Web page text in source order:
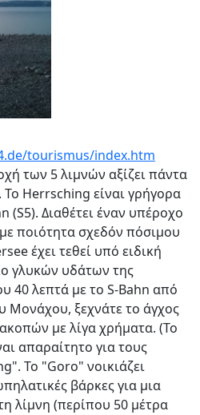
tourismus/index.htm
των 5 λιμνών αξίζει πάντα
Herrsching είναι γρήγορα
(S5). Διαθέτει έναν υπέροχο
ποιότητα σχεδόν πόσιμου
έχει τεθεί υπό ειδική
γλυκών υδάτων της
40 λεπτά με το S-Bahn από
Μονάχου, ξεχνάτε το άγχος
με λίγα χρήματα. (Το
απαραίτητο για τους
Το "Goro" νοικιάζει
βάρκες για μια
λίμνη (περίπου 50 μέτρα